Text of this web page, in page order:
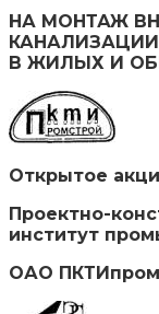
НА МОНТАЖ
В ЖИЛЫХ И
Открытое
Проектно-
институт
ОАО